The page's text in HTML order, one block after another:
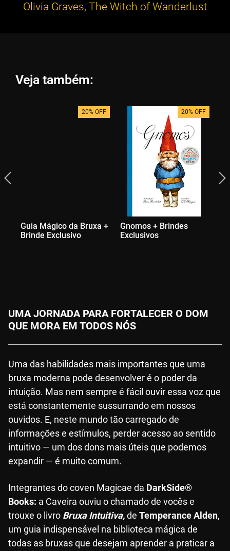
Olivia Graves, The Witch of Wanderlust
Veja também:
20% OFF
Guia Mágico da Bruxa +
Brinde Exclusivo
20% OFF
Gnomos + Brindes
Exclusivos
UMA JORNADA PARA FORTALECER O DOM
QUE MORA EM TODOS NÓS
Uma das habilidades mais importantes que uma
bruxa moderna pode desenvolver é o poder da
intuição. Mas nem sempre é fácil ouvir essa voz que
está constantemente sussurrando em nossos
ouvidos. E, neste mundo tão carregado de
informações e estímulos, perder acesso ao sentido
intuitivo — um dos dons mais úteis que podemos
expandir — é muito comum.
Integrantes do coven Magicae da DarkSide®
Books: a Caveira ouviu o chamado de vocês e
trouxe o livro Bruxa Intuitiva,de Temperance Alden,
um guia indispensável na biblioteca mágica de
todas as bruxas que desejam aprender a praticar a